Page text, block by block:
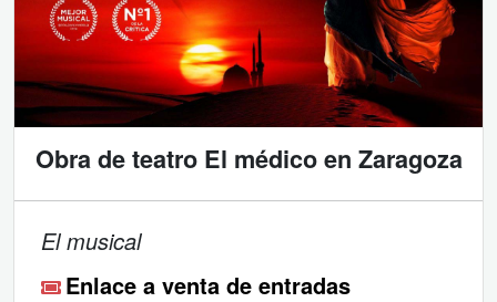
Obra de teatro El médico en Zaragoza
El musical
Enlace a venta de entradas